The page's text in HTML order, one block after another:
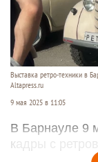
Выставка ретро-техники в
Altapress.ru
9 мая 2025 в 11:05
В Барнауле 9
кадры с